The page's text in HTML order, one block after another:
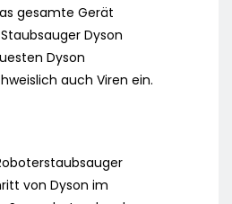
gesamte Gerät
Dyson
Dyson
auch Viren ein.
von Dyson im